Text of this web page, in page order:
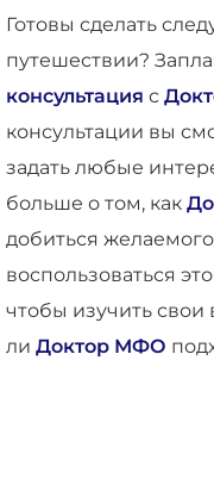
Готовы сделать
путешествии?
консультация с
консультации вы
задать любые
больше о том, как
добиться
воспользоваться
чтобы изучить свои
ли Доктор МФО